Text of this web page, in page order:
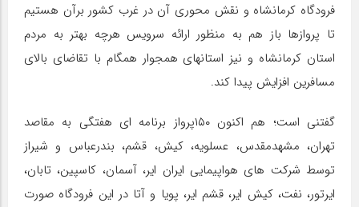
فرودگاه کرمانشاه و نقش محوری آن در غرب کشور برآن هستیم
تا پروازها باز هم به منظور ارائه سرویس هرچه بهتر به مردم
استان کرمانشاه و نیز استانهای همجوار همگام با تقاضای بالای
مسافرین افزایش پیدا کند.
گفتنی است؛ هم اکنون ۱۵۰پرواز برنامه ای هفتگی به مقاصد
تهران، مشهدمقدس، عسلویه، کیش، قشم، بندرعباس و شیراز
توسط شرکت های هواپیمایی ایران ایر، آسمان، کاسپین، تابان،
ایرتور، نفت، کیش ایر، قشم ایر، پویا و آتا در این فرودگاه صورت